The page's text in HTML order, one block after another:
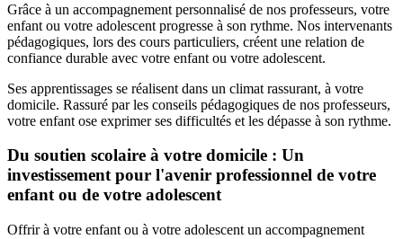
Grâce à un accompagnement personnalisé de nos professeurs, votre
enfant ou votre adolescent progresse à son rythme. Nos intervenants
pédagogiques, lors des cours particuliers, créent une relation de
confiance durable avec votre enfant ou votre adolescent.
Ses apprentissages se réalisent dans un climat rassurant, à votre
domicile. Rassuré par les conseils pédagogiques de nos professeurs,
votre enfant ose exprimer ses difficultés et les dépasse à son rythme.
Du soutien scolaire à votre domicile : Un
investissement pour l'avenir professionnel de votre
enfant ou de votre adolescent
Offrir à votre enfant ou à votre adolescent un accompagnement